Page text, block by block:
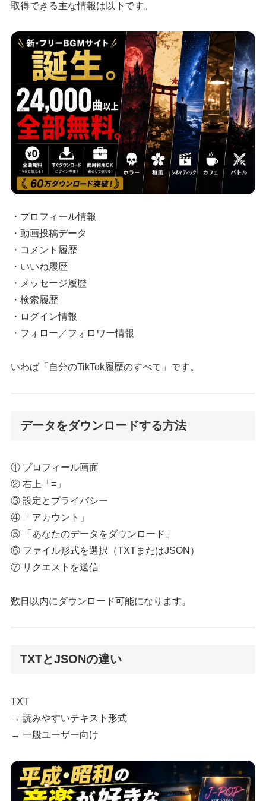
取得できる主な情報は以下です。
・プロフィール情報
・動画投稿データ
・コメント履歴
・いいね履歴
・メッセージ履歴
・検索履歴
・ログイン情報
・フォロー／フォロワー情報
いわば「自分のTikTok履歴のすべて」です。
データをダウンロードする方法
① プロフィール画面
② 右上「≡」
③ 設定とプライバシー
④ 「アカウント」
⑤ 「あなたのデータをダウンロード」
⑥ ファイル形式を選択（TXTまたはJSON）
⑦ リクエストを送信
数日以内にダウンロード可能になります。
TXTとJSONの違い
TXT
→ 読みやすいテキスト形式
→ 一般ユーザー向け